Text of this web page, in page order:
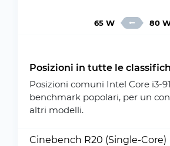
65 W 80
Posizioni in tutte le
Posizioni comuni Intel Core i3-
benchmark popolari, per un
altri modelli.
Cinebench R20 (Single-Core)